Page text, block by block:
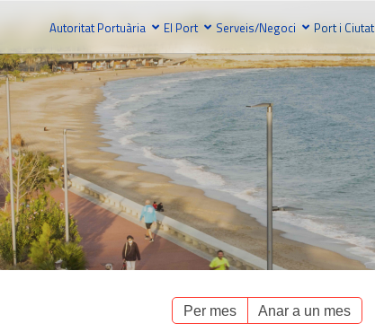
Autoritat Portuària El Port Serveis/Negoci Port i Ciutat
Per mes Anar a un mes